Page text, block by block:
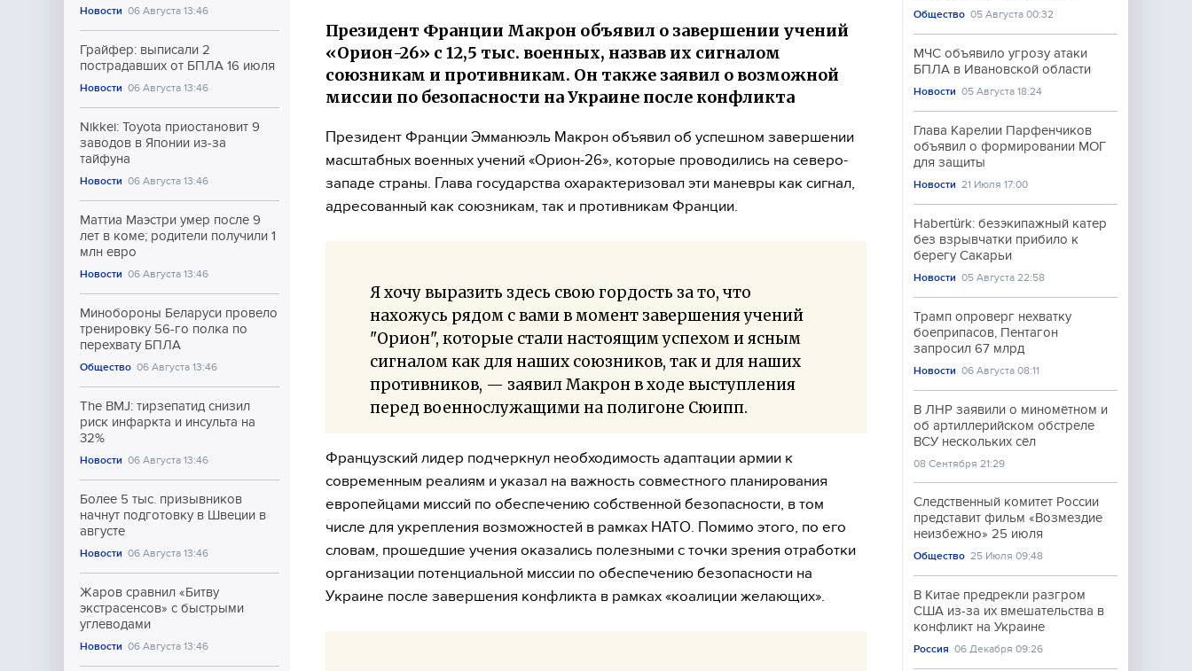
Новости 06 Августа 13:46
Грайфер: выписали 2
пострадавших от БПЛА 16 июля
Новости 06 Августа 13:46
Nikkei: Toyota приостановит 9
заводов в Японии из-за
тайфуна
Новости 06 Августа 13:46
Маттиа Маэстри умер после 9
лет в коме; родители получили 1
млн евро
Новости 06 Августа 13:46
Минобороны Беларуси провело
тренировку 56-го полка по
перехвату БПЛА
Общество 06 Августа 13:46
The BMJ: тирзепатид снизил
риск инфаркта и инсульта на
32%
Новости 06 Августа 13:46
Более 5 тыс. призывников
начнут подготовку в Швеции в
августе
Новости 06 Августа 13:46
Жаров сравнил «Битву
экстрасенсов» с быстрыми
углеводами
Новости 06 Августа 13:46
Президент Франции Макрон объявил о завершении учений
«Орион-26» с 12,5 тыс. военных, назвав их сигналом
союзникам и противникам. Он также заявил о возможной
миссии по безопасности на Украине после конфликта
Президент Франции Эмманюэль Макрон объявил об успешном завершении
масштабных военных учений «Орион-26», которые проводились на северо-
западе страны. Глава государства охарактеризовал эти маневры как сигнал,
адресованный как союзникам, так и противникам Франции.
Я хочу выразить здесь свою гордость за то, что
нахожусь рядом с вами в момент завершения учений
"Орион", которые стали настоящим успехом и ясным
сигналом как для наших союзников, так и для наших
противников, — заявил Макрон в ходе выступления
перед военнослужащими на полигоне Сюипп.
Французский лидер подчеркнул необходимость адаптации армии к
современным реалиям и указал на важность совместного планирования
европейцами миссий по обеспечению собственной безопасности, в том
числе для укрепления возможностей в рамках НАТО. Помимо этого, по его
словам, прошедшие учения оказались полезными с точки зрения отработки
организации потенциальной миссии по обеспечению безопасности на
Украине после завершения конфликта в рамках «коалиции желающих».
Общество 05 Августа 00:32
МЧС объявило угрозу атаки
БПЛА в Ивановской области
Новости 05 Августа 18:24
Глава Карелии Парфенчиков
объявил о формировании МОГ
для защиты
Новости 21 Июля 17:00
Habertürk: безэкипажный катер
без взрывчатки прибило к
берегу Сакарьи
Новости 05 Августа 22:58
Трамп опроверг нехватку
боеприпасов, Пентагон
запросил 67 млрд
Новости 06 Августа 08:11
В ЛНР заявили о миномётном и
об артиллерийском обстреле
ВСУ нескольких сёл
08 Сентября 21:29
Следственный комитет России
представит фильм «Возмездие
неизбежно» 25 июля
Общество 25 Июля 09:48
В Китае предрекли разгром
США из-за их вмешательства в
конфликт на Украине
Россия 06 Декабря 09:26